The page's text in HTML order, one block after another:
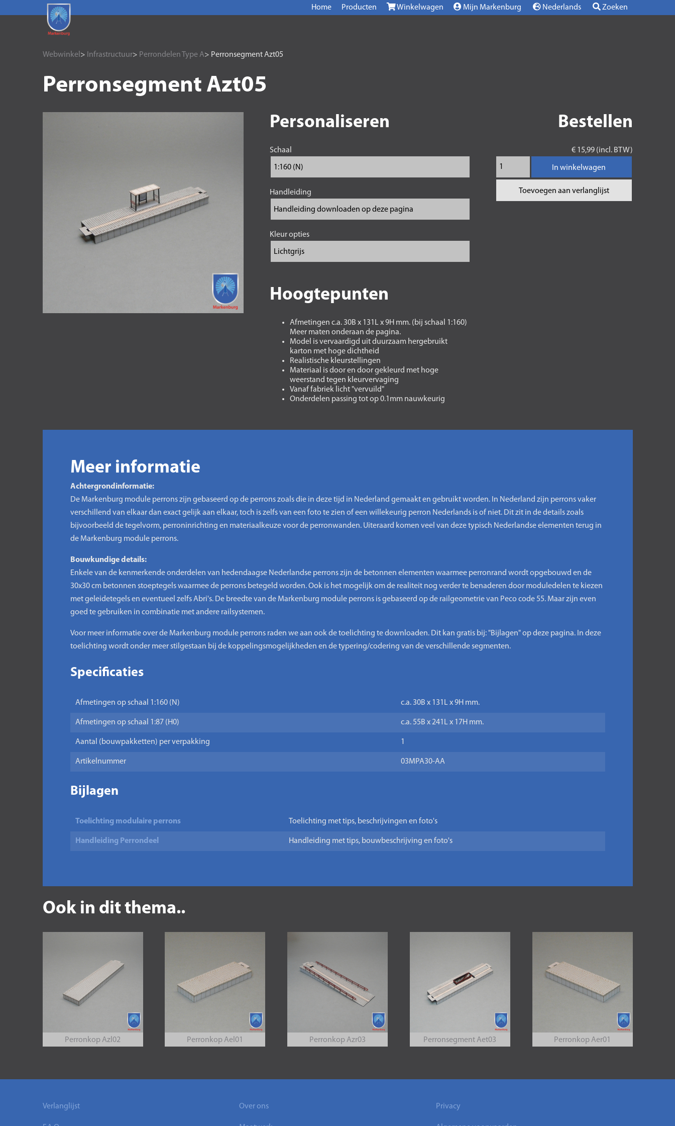
Home Producten Winkelwagen Mijn Markenburg Nederlands Zoeken
Webwinkel > Infrastructuur> Perrondelen Type A> Perronsegment Azt05
Perronsegment Azt05
Personaliseren
Schaal
Handleiding
Kleur opties
Hoogtepunten
Afmetingen c.a. 30B x 131L x 9H mm. (bij schaal 1:160)
Meer maten onderaan de pagina.
Model is vervaardigd uit duurzaam hergebruikt
karton met hoge dichtheid
Realistische kleurstellingen
Materiaal is door en door gekleurd met hoge
weerstand tegen kleurvervaging
Vanaf fabriek licht "vervuild"
Onderdelen passing tot op 0.1mm nauwkeurig
Bestellen
€ 15,99 (incl. BTW)
In winkelwagen
Toevoegen aan verlanglijst
Meer informatie
Achtergrondinformatie:
De Markenburg module perrons zijn gebaseerd op de perrons zoals die in deze tijd in Nederland gemaakt en gebruikt worden. In Nederland zijn perrons vaker
verschillend van elkaar dan exact gelijk aan elkaar, toch is zelfs van een foto te zien of een willekeurig perron Nederlands is of niet. Dit zit in de details zoals
bijvoorbeeld de tegelvorm, perroninrichting en materiaalkeuze voor de perronwanden. Uiteraard komen veel van deze typisch Nederlandse elementen terug in
de Markenburg module perrons.
Bouwkundige details:
Enkele van de kenmerkende onderdelen van hedendaagse Nederlandse perrons zijn de betonnen elementen waarmee perronrand wordt opgebouwd en de
30x30 cm betonnen stoeptegels waarmee de perrons betegeld worden. Ook is het mogelijk om de realiteit nog verder te benaderen door moduledelen te kiezen
met geleidetegels en eventueel zelfs Abri's. De breedte van de Markenburg module perrons is gebaseerd op de railgeometrie van Peco code 55. Maar zijn even
goed te gebruiken in combinatie met andere railsystemen.
Voor meer informatie over de Markenburg module perrons raden we aan ook de toelichting te downloaden. Dit kan gratis bij: "Bijlagen" op deze pagina. In deze
toelichting wordt onder meer stilgestaan bij de koppelingsmogelijkheden en de typering/codering van de verschillende segmenten.
Specificaties
Afmetingen op schaal 1:160 (N) c.a. 30B x 131L x 9H mm.
Afmetingen op schaal 1:87 (H0) c.a. 55B x 241L x 17H mm.
Aantal (bouwpakketten) per verpakking 1
Artikelnummer 03MPA30-AA
Bijlagen
Toelichting modulaire perrons Toelichting met tips, beschrijvingen en foto's
Handleiding Perrondeel Handleiding met tips, bouwbeschrijving en foto's
Ook in dit thema..
Perronkop Azl02 Perronkop Ael01 Perronkop Azr03 Perronsegment Aet03 Perronkop Aer01
Verlanglijst Over ons Privacy